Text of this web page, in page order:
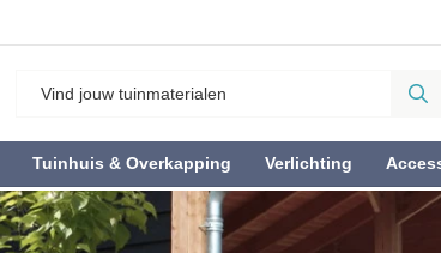
Tuinhuis & Overkapping Verlichting